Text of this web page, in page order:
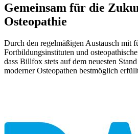
Gemeinsam für die
Osteopathie
Durch den regelmäßigen Austausch mit
Fortbildungsinstituten und
dass Billfox stets auf dem neuesten
moderner Osteopathen bestmöglich